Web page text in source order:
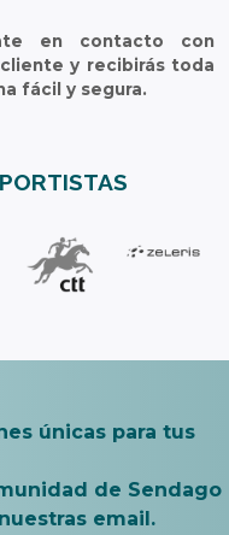
en contacto con
y recibirás toda
fácil y segura.
únicas para tus
de Sendago
email.